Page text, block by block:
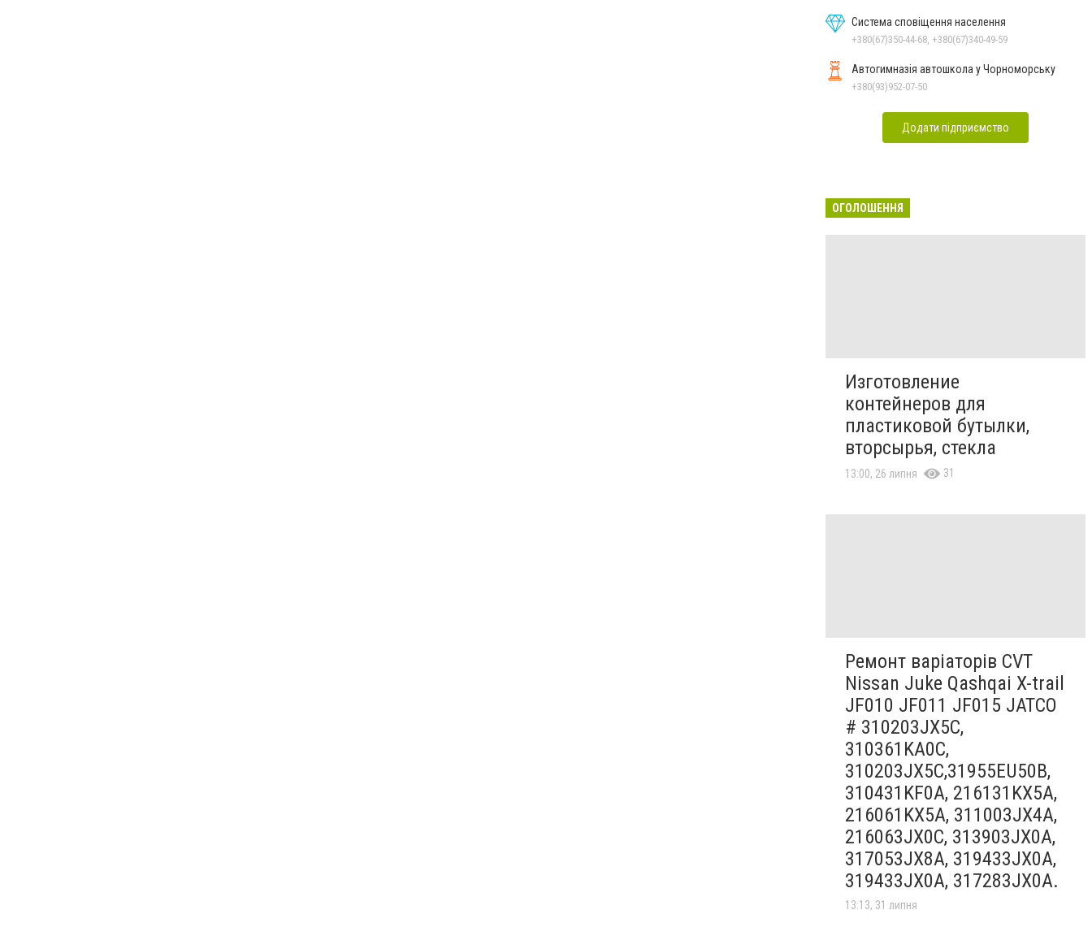
Система сповіщення населення
+380(67)350-44-68, +380(67)340-49-59
Автогимназія автошкола у Чорноморську
+380(93)952-07-50
Додати підприємство
ОГОЛОШЕННЯ
Изготовление
контейнеров для
пластиковой бутылки,
вторсырья, стекла
13:00, 26 липня 31
Ремонт варіаторів CVT
Nissan Juke Qashqai X-trail
JF010 JF011 JF015 JATCO
# 310203JX5C,
310361KA0C,
310203JX5C,31955EU50B,
310431KF0A, 216131KX5A,
216061KX5A, 311003JX4A,
216063JX0C, 313903JX0A,
317053JX8A, 319433JX0A,
319433JX0A, 317283JX0A.
13:13, 31 липня